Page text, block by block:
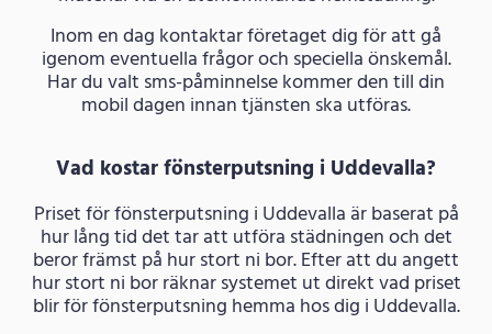
Inom en dag kontaktar företaget dig för att gå
igenom eventuella frågor och speciella önskemål.
Har du valt sms-påminnelse kommer den till din
mobil dagen innan tjänsten ska utföras.
Vad kostar fönsterputsning i Uddevalla?
Priset för fönsterputsning i Uddevalla är baserat på
hur lång tid det tar att utföra städningen och det
beror främst på hur stort ni bor. Efter att du angett
hur stort ni bor räknar systemet ut direkt vad priset
blir för fönsterputsning hemma hos dig i Uddevalla.